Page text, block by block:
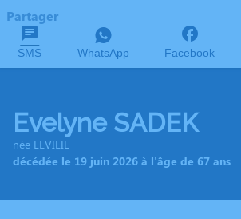
Partager
SMS WhatsApp Facebook
Evelyne SADEK
née LEVIEIL
décédée le 19 juin 2026 à l'âge de 67 ans